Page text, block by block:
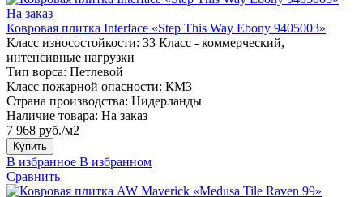
На заказ
Ковровая плитка Interface «Step This Way Ebony 9405003»
Класс износостойкости: 33 Класс - коммерческий,
интенсивные нагрузки
Тип ворса: Петлевой
Класс пожарной опасности: КМ3
Страна производства: Нидерланды
Наличие товара: На заказ
7 968 руб./м2
Купить
В избранное В избранном
Сравнить